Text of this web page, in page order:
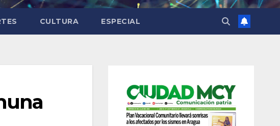
CULTURA ESPECIAL